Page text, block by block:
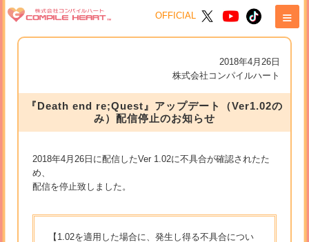
≡
OFFICIAL
2018年4月26日
株式会社コンパイルハート
『Death end re;Quest』アップデート（Ver1.02の
み）配信停止のお知らせ
2018年4月26日に配信したVer 1.02に不具合が確認されたた
め、
配信を停止致しました。
【1.02を適用した場合に、発生し得る不具合につい